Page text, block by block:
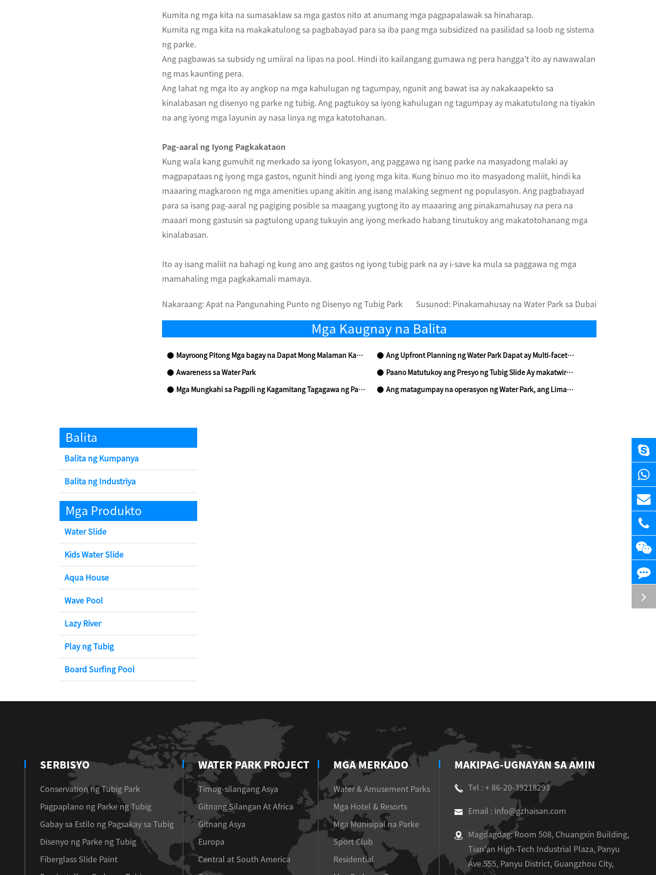
Kumita ng mga kita na sumasaklaw sa mga gastos nito at anumang mga pagpapalawak sa hinaharap.
Kumita ng mga kita na makakatulong sa pagbabayad para sa iba pang mga subsidized na pasilidad sa loob ng sistema
ng parke.
Ang pagbawas sa subsidy ng umiiral na lipas na pool. Hindi ito kailangang gumawa ng pera hangga't ito ay nawawalan
ng mas kaunting pera.
Ang lahat ng mga ito ay angkop na mga kahulugan ng tagumpay, ngunit ang bawat isa ay nakakaapekto sa
kinalabasan ng disenyo ng parke ng tubig. Ang pagtukoy sa iyong kahulugan ng tagumpay ay makatutulong na tiyakin
na ang iyong mga layunin ay nasa linya ng mga katotohanan.
Pag-aaral ng Iyong Pagkakataon
Kung wala kang gumuhit ng merkado sa iyong lokasyon, ang paggawa ng isang parke na masyadong malaki ay
magpapataas ng iyong mga gastos, ngunit hindi ang iyong mga kita. Kung binuo mo ito masyadong maliit, hindi ka
maaaring magkaroon ng mga amenities upang akitin ang isang malaking segment ng populasyon. Ang pagbabayad
para sa isang pag-aaral ng pagiging posible sa maagang yugtong ito ay maaaring ang pinakamahusay na pera na
maaari mong gastusin sa pagtulong upang tukuyin ang iyong merkado habang tinutukoy ang makatotohanang mga
kinalabasan.
Ito ay isang maliit na bahagi ng kung ano ang gastos ng iyong tubig park na ay i-save ka mula sa paggawa ng mga
mamahaling mga pagkakamali mamaya.
Nakaraang: Apat na Pangunahing Punto ng Disenyo ng Tubig Park Susunod: Pinakamahusay na Water Park sa Dubai
Mga Kaugnay na Balita
Mayroong Pitong Mga bagay na Dapat Mong Malaman Kapag Bumuo ng Water Park Ang Upfront Planning ng Water Park Dapat ay Multi-faceted at Omnidirectional
Awareness sa Water Park Paano Matutukoy ang Presyo ng Tubig Slide Ay makatwiran o Hindi?
Mga Mungkahi sa Pagpili ng Kagamitang Tagagawa ng Parke ng Tubig sa Tubig Ang matagumpay na operasyon ng Water Park, ang Limang Hakbang na ito ay Mahalagang!
Balita
Balita ng Kumpanya
Balita ng Industriya
Mga Produkto
Water Slide
Kids Water Slide
Aqua House
Wave Pool
Lazy River
Play ng Tubig
Board Surfing Pool
SERBISYO
Conservation ng Tubig Park
Pagpaplano ng Parke ng Tubig
Gabay sa Estilo ng Pagsakay sa Tubig
Disenyo ng Parke ng Tubig
Fiberglass Slide Paint
WATER PARK PROJECT
Timog-silangang Asya
Gitnang Silangan At Africa
Gitnang Asya
Europa
Central at South America
MGA MERKADO
Water & Amusement Parks
Mga Hotel & Resorts
Mga Munisipal na Parke
Sport Club
Residential
MAKIPAG-UGNAYAN SA AMIN
Tel : + 86-20-39218293
Email : info@gzhaisan.com
Magdagdag: Room 508, Chuangxin Building,
Tian'an High-Tech Industrial Plaza, Panyu
Ave.555, Panyu District, Guangzhou City,